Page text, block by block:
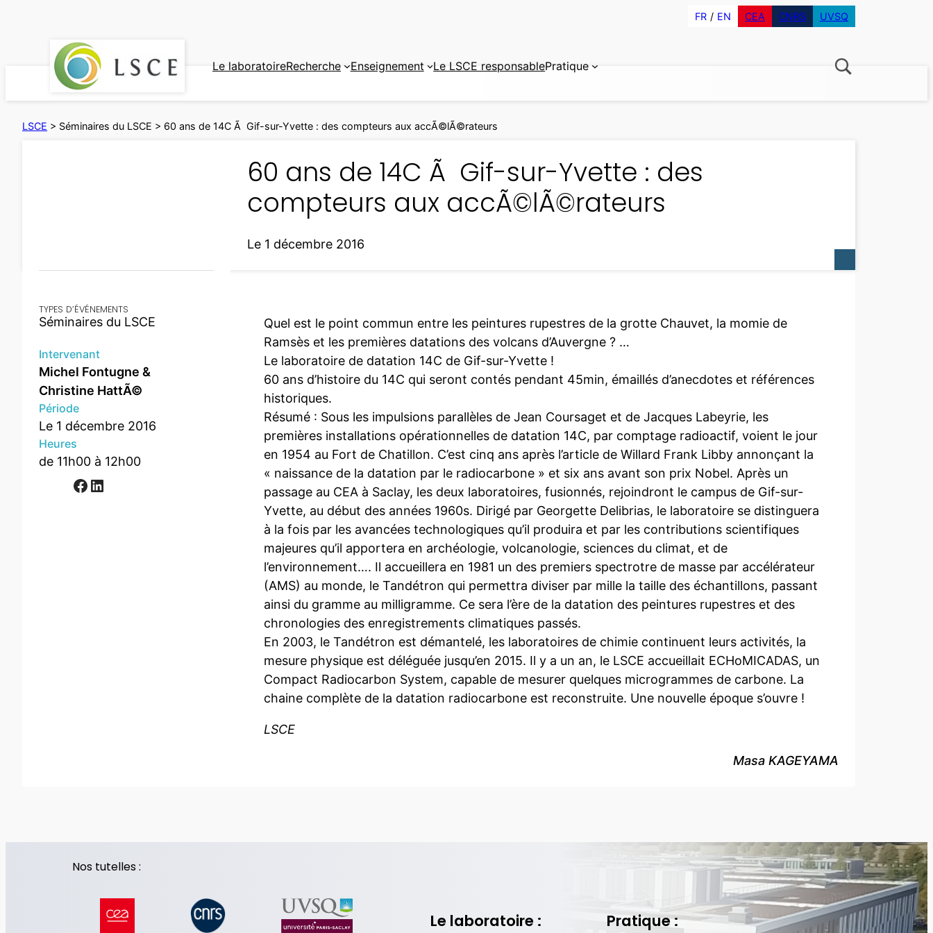
FR EN CEA CNRS UVSQ
Le laboratoireRecherche Enseignement Le LSCE responsablePratique
LSCE > Séminaires du LSCE > 60 ans de 14C Ã Gif-sur-Yvette : des compteurs aux accÃ©lÃ©rateurs
60 ans de 14C Ã Gif-sur-Yvette : des
compteurs aux accÃ©lÃ©rateurs
Le 1 décembre 2016
TYPES D’ÉVÉNEMENTS
Séminaires du LSCE
Intervenant
Michel Fontugne &
Christine HattÃ©
Période
Le 1 décembre 2016
Heures
de 11h00 à 12h00
Facebook LinkedIn
Quel est le point commun entre les peintures rupestres de la grotte Chauvet, la momie de
Ramsès et les premières datations des volcans d’Auvergne ? …
Le laboratoire de datation 14C de Gif-sur-Yvette !
60 ans d’histoire du 14C qui seront contés pendant 45min, émaillés d’anecdotes et références
historiques.
Résumé : Sous les impulsions parallèles de Jean Coursaget et de Jacques Labeyrie, les
premières installations opérationnelles de datation 14C, par comptage radioactif, voient le jour
en 1954 au Fort de Chatillon. C’est cinq ans après l’article de Willard Frank Libby annonçant la
« naissance de la datation par le radiocarbone » et six ans avant son prix Nobel. Après un
passage au CEA à Saclay, les deux laboratoires, fusionnés, rejoindront le campus de Gif-sur-
Yvette, au début des années 1960s. Dirigé par Georgette Delibrias, le laboratoire se distinguera
à la fois par les avancées technologiques qu’il produira et par les contributions scientifiques
majeures qu’il apportera en archéologie, volcanologie, sciences du climat, et de
l’environnement…. Il accueillera en 1981 un des premiers spectrotre de masse par accélérateur
(AMS) au monde, le Tandétron qui permettra diviser par mille la taille des échantillons, passant
ainsi du gramme au milligramme. Ce sera l’ère de la datation des peintures rupestres et des
chronologies des enregistrements climatiques passés.
En 2003, le Tandétron est démantelé, les laboratoires de chimie continuent leurs activités, la
mesure physique est déléguée jusqu’en 2015. Il y a un an, le LSCE accueillait ECHoMICADAS, un
Compact Radiocarbon System, capable de mesurer quelques microgrammes de carbone. La
chaine complète de la datation radiocarbone est reconstruite. Une nouvelle époque s’ouvre !
LSCE
Masa KAGEYAMA
Nos tutelles :
Le laboratoire : Pratique :